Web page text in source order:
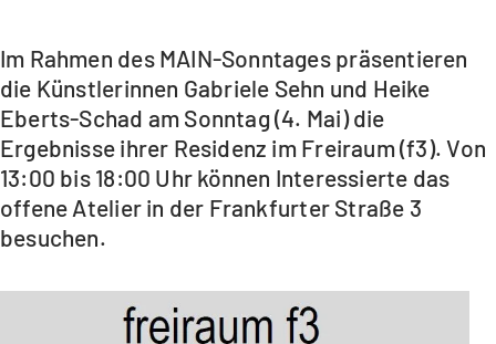
Im Rahmen des MAIN-Sonntages präsentieren
die Künstlerinnen Gabriele Sehn und Heike
Eberts-Schad am Sonntag (4. Mai) die
Ergebnisse ihrer Residenz im Freiraum (f3). Von
13:00 bis 18:00 Uhr können Interessierte das
offene Atelier in der Frankfurter Straße 3
besuchen.